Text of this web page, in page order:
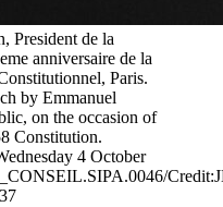
President de la
anniversaire de la
Paris.
by Emmanuel
on the occasion of
Constitution.
4 October